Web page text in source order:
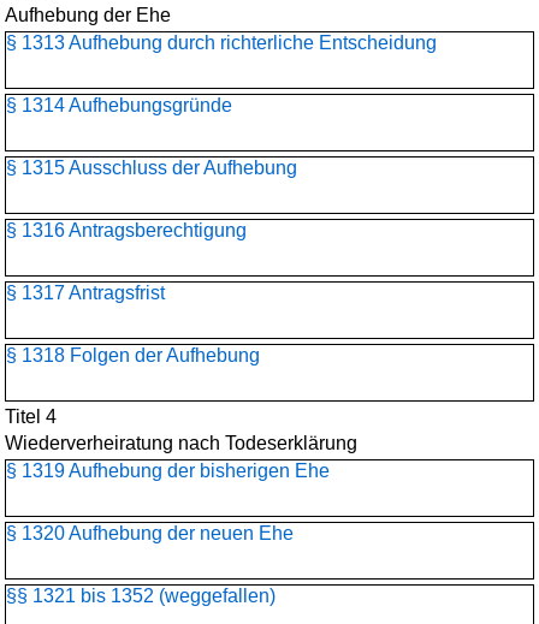
Aufhebung der Ehe
§ 1313 Aufhebung durch richterliche Entscheidung
§ 1314 Aufhebungsgründe
§ 1315 Ausschluss der Aufhebung
§ 1316 Antragsberechtigung
§ 1317 Antragsfrist
§ 1318 Folgen der Aufhebung
Titel 4
Wiederverheiratung nach Todeserklärung
§ 1319 Aufhebung der bisherigen Ehe
§ 1320 Aufhebung der neuen Ehe
§§ 1321 bis 1352 (weggefallen)